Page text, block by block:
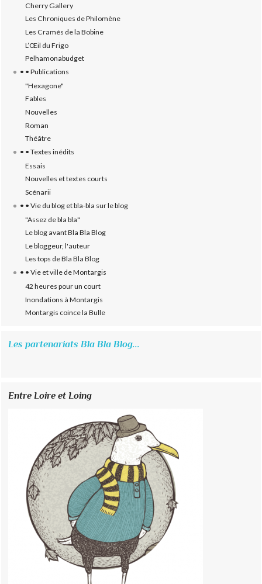
Cherry Gallery
Les Chroniques de Philomène
Les Cramés de la Bobine
L’‎Œil du Frigo
Pelhamonabudget
• • Publications
"Hexagone"
Fables
Nouvelles
Roman
Théâtre
• • Textes inédits
Essais
Nouvelles et textes courts
Scénarii
• • Vie du blog et bla-bla sur le blog
"Assez de bla bla"
Le blog avant Bla Bla Blog
Le bloggeur, l'auteur
Les tops de Bla Bla Blog
• • Vie et ville de Montargis
42 heures pour un court
Inondations à Montargis
Montargis coince la Bulle
Les partenariats Bla Bla Blog...
Entre Loire et Loing